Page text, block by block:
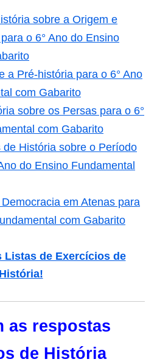
sobre a Origem e
o 6° Ano do Ensino
a Pré-história para o 6° Ano
com Gabarito
sobre os Persas para o 6°
com Gabarito
História sobre o Período
do Ensino Fundamental
em Atenas para
com Gabarito
Listas de Exercícios de
História!
as respostas
de História